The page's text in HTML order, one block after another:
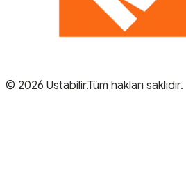
© 2026 Ustabilir.Tüm hakları saklıdır.